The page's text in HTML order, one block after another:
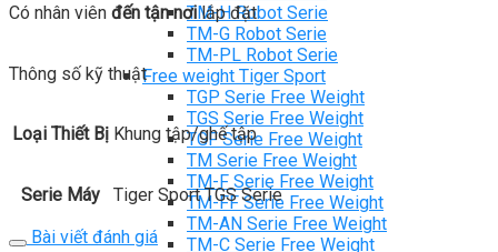
TM-H Robot Serie
TM-G Robot Serie
TM-PL Robot Serie
Free weight Tiger Sport
TGP Serie Free Weight
TGS Serie Free Weight
TGF Serie Free Weight
TM Serie Free Weight
TM-F Serie Free Weight
TM-FF Serie Free Weight
TM-AN Serie Free Weight
TM-C Serie Free Weight
Có nhân viên đến tận nơilắp đặt
Thông số kỹ thuật
Loại Thiết Bị Khung tập/ghế tập
Serie Máy
Tiger Sport TGS Serie
Bài viết đánh giá